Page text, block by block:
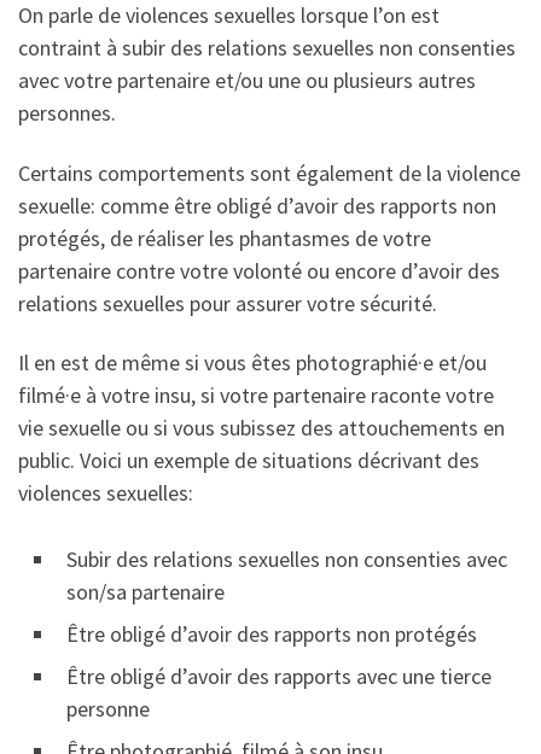
On parle de violences sexuelles lorsque l’on est
contraint à subir des relations sexuelles non consenties
avec votre partenaire et/ou une ou plusieurs autres
personnes.
Certains comportements sont également de la violence
sexuelle: comme être obligé d’avoir des rapports non
protégés, de réaliser les phantasmes de votre
partenaire contre votre volonté ou encore d’avoir des
relations sexuelles pour assurer votre sécurité.
Il en est de même si vous êtes photographié·e et/ou
filmé·e à votre insu, si votre partenaire raconte votre
vie sexuelle ou si vous subissez des attouchements en
public. Voici un exemple de situations décrivant des
violences sexuelles:
Subir des relations sexuelles non consenties avec
son/sa partenaire
Être obligé d’avoir des rapports non protégés
Être obligé d’avoir des rapports avec une tierce
personne